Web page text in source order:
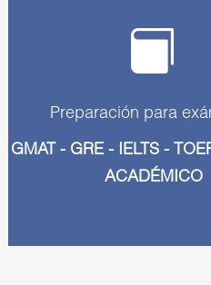

Preparación para
GMAT - GRE - IELTS -
ACADÉMICO